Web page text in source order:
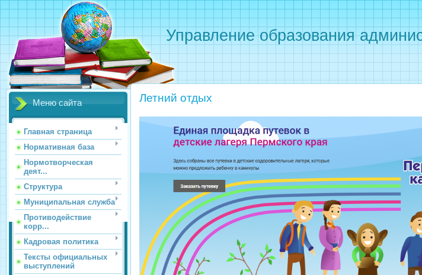
Управление образования
Меню сайта
Главная страница
Нормативная база
Нормотворческая
деят...
Структура
Муниципальная служба
Противодействие
корр...
Кадровая политика
Тексты официальных
выступлений
Летний отдых